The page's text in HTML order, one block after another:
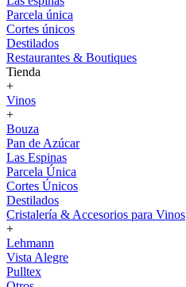
Parcela única
Cortes únicos
Destilados
Restaurantes & Boutiques
Tienda
+
Vinos
+
Bouza
Pan de Azúcar
Las Espinas
Parcela Única
Cortes Únicos
Destilados
Cristalería & Accesorios para Vinos
+
Lehmann
Vista Alegre
Pulltex